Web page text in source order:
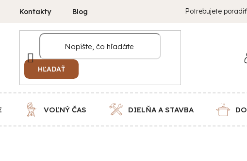
Kontakty Blog Potrebujete
HĽADAŤ
VOĽNÝ ČAS DIELŇA A STAVBA